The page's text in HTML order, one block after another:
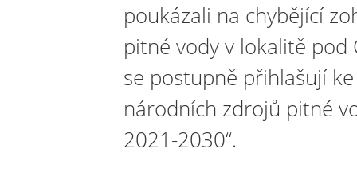
poukázali na chybějící
pitné vody v lokalitě
se postupně přihlašují
národních zdrojů pitné
2021-2030“.